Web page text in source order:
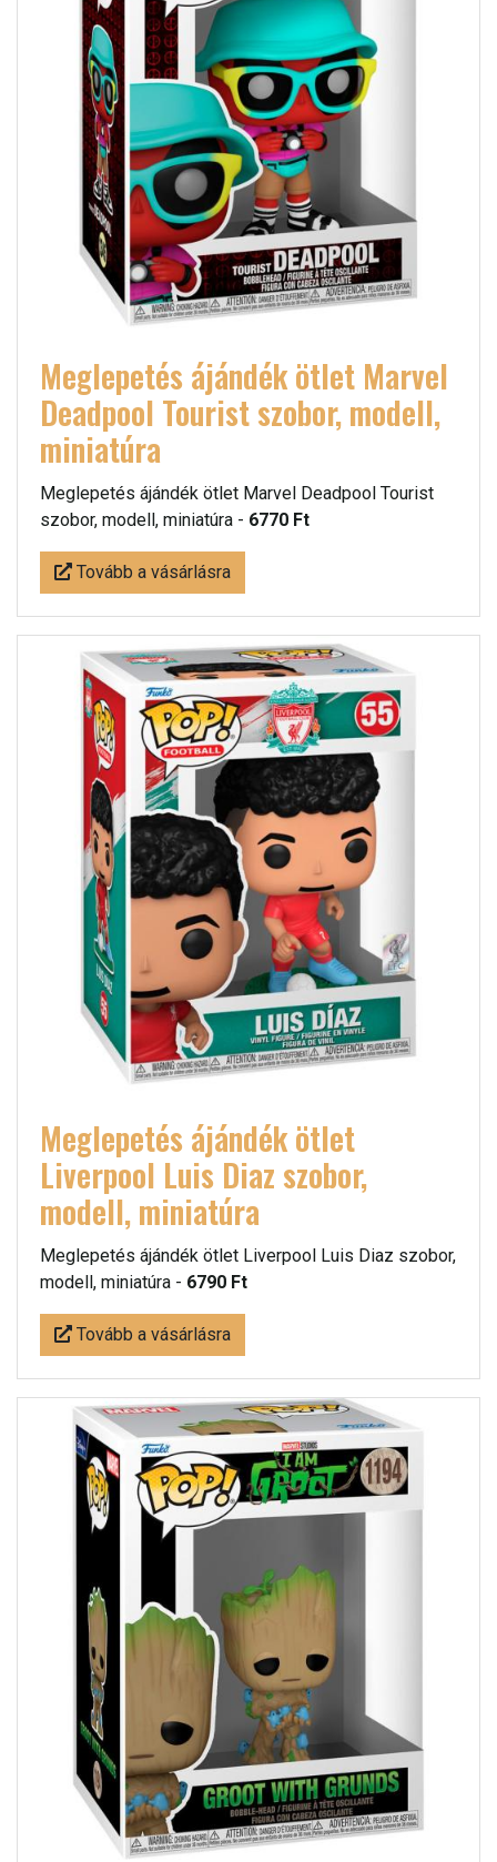
Meglepetés ájándék ötlet Marvel
Deadpool Tourist szobor, modell,
miniatúra
Meglepetés ájándék ötlet Marvel Deadpool Tourist
szobor, modell, miniatúra - 6770 Ft
Tovább a vásárlásra
Meglepetés ájándék ötlet
Liverpool Luis Diaz szobor,
modell, miniatúra
Meglepetés ájándék ötlet Liverpool Luis Diaz szobor,
modell, miniatúra - 6790 Ft
Tovább a vásárlásra